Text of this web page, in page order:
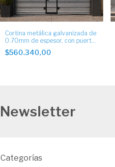
Cortina metálica galvanizada de
0.70mm de espesor, con puerta
de escape.
$560.340,00
Newsletter
Categorías